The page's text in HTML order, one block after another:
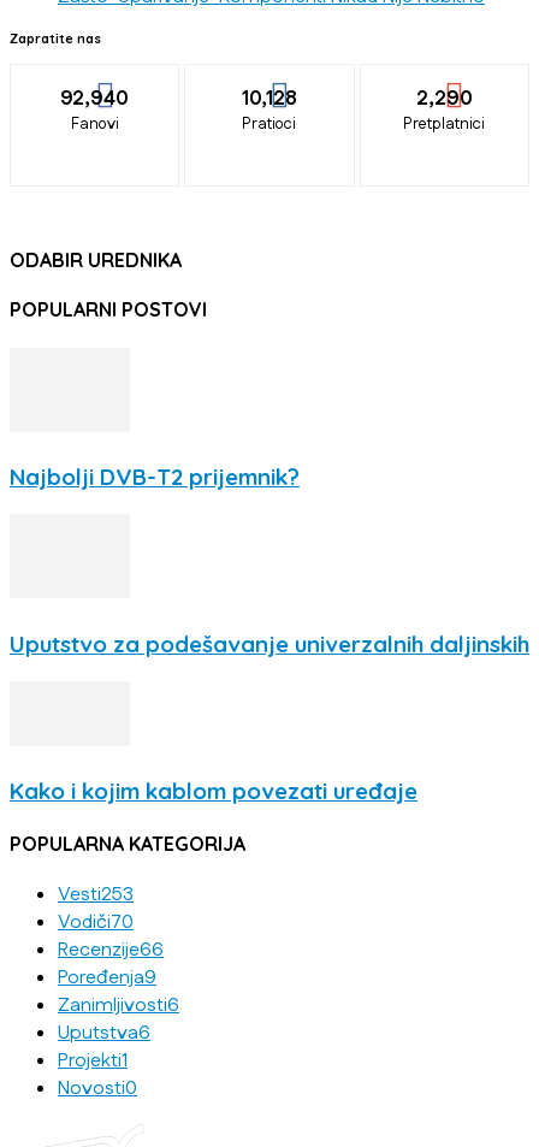
Zapratite nas
92,940
Fanovi
10,128
Pratioci
2,290
Pretplatnici
ODABIR UREDNIKA
POPULARNI POSTOVI
Najbolji DVB-T2 prijemnik?
Uputstvo za podešavanje univerzalnih daljinskih
Kako i kojim kablom povezati uređaje
POPULARNA KATEGORIJA
Vesti253
Vodiči70
Recenzije66
Poređenja9
Zanimljivosti6
Uputstva6
Projekti1
Novosti0